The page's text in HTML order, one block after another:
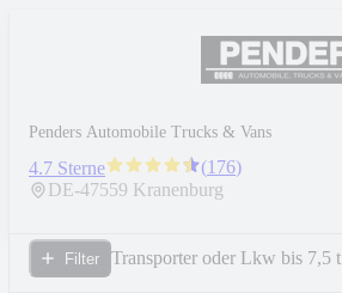
Penders Automobile Trucks & Vans
4.7 Sterne (176)
DE-47559 Kranenburg
Filter Transporter oder Lkw bis 7,5 t